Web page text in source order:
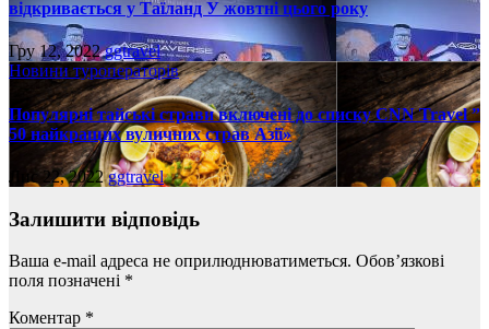
відкривається у Таїланд У жовтні цього року
Гру 12, 2022ggtravel
Новини туроператорів
Популярні тайські страви включені до списку CNN Travel ”
50 найкращих вуличних страв Азії»
Лис 22, 2022ggtravel
Залишити відповідь
Ваша e-mail адреса не оприлюднюватиметься. Обов’язкові
поля позначені *
Коментар *